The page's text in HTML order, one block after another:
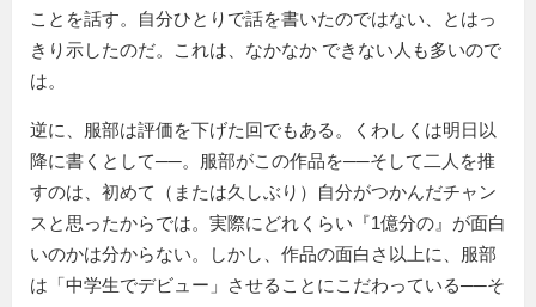
ことを話す。自分ひとりで話を書いたのではない、とはっ
きり示したのだ。これは、なかなか できない人も多いので
は。
逆に、服部は評価を下げた回でもある。くわしくは明日以
降に書くとして──。服部がこの作品を──そして二人を推
すのは、初めて（または久しぶり）自分がつかんだチャン
スと思ったからでは。実際にどれくらい『1億分の』が面白
いのかは分からない。しかし、作品の面白さ以上に、服部
は「中学生でデビュー」させることにこだわっている──そ